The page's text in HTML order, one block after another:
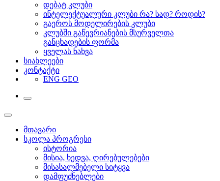
დებატ კლუბი
ინტელექტუალური კლუბი რა? სად? როდის?
გაეროს მოდელირების კლუბი
კლუბში გაწევრიანების მსურველთა
განცხადების ფორმა
ყველას ნახვა
სიახლეები
კონტაქტი
ENG GEO
მთავარი
სკოლა პროგრესი
ისტორია
მისია, ხედვა, ღირებულებები
მისასალმებელი სიტყვა
დამფუძნებლები